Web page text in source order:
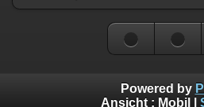
Powered by
Ansicht : Mobil